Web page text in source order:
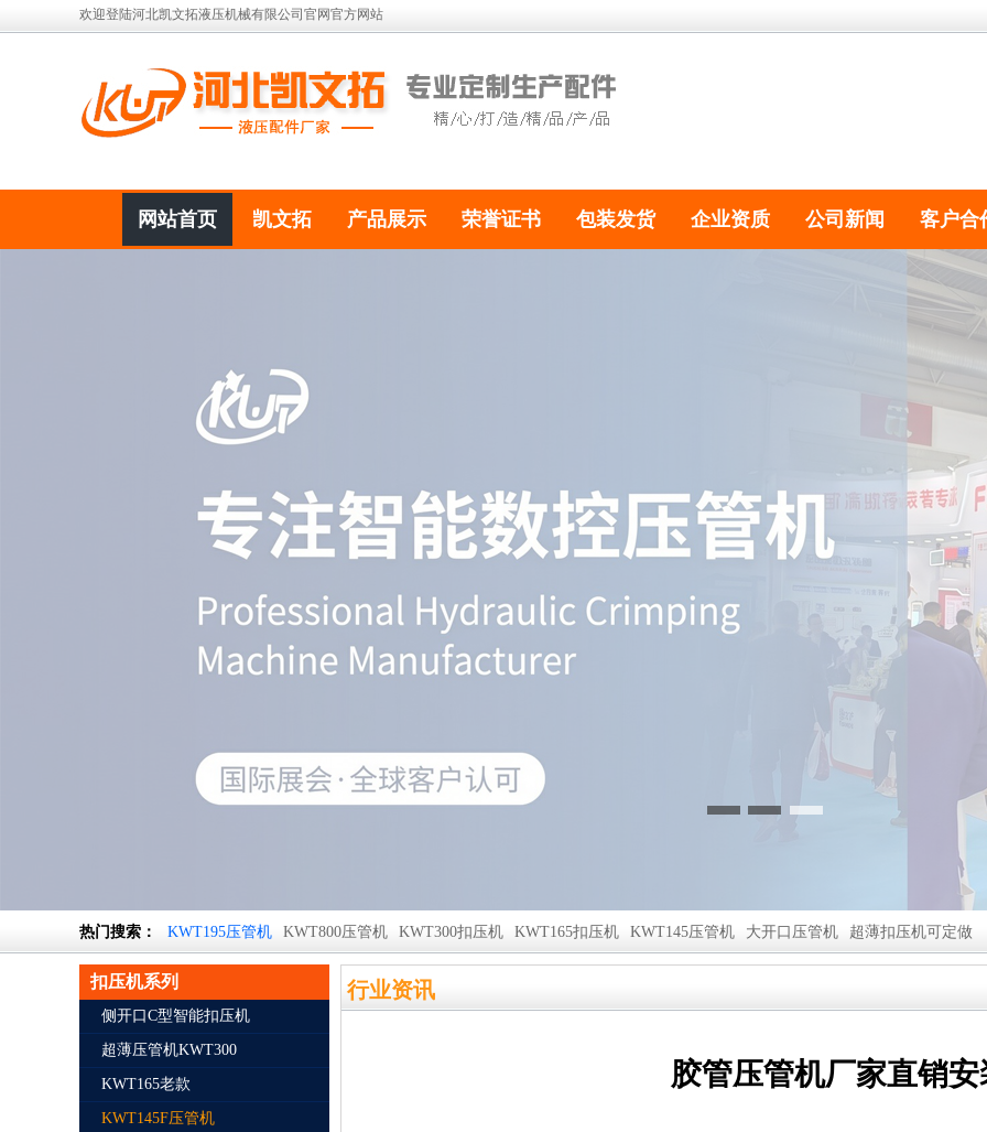
欢迎登陆河北凯文拓液压机械有限公司官网官方网站
网站首页 凯文拓 产品展示 荣誉证书 包装发货 企业资质 公司新闻 客户合
热门搜索： KWT195压管机 KWT800压管机 KWT300扣压机 KWT165扣压机 KWT145压管机 大开口压管机 超薄扣压机可定做
扣压机系列
侧开口C型智能扣压机
超薄压管机KWT300
KWT165老款
KWT145F压管机
行业资讯
胶管压管机厂家直销